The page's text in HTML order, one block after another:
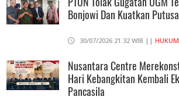
04/08/2026 13:15 WIB || OPINI
Bonjowi Dan Kuatkan
30/07/2026 21:32 WIB || HUKUM
Nusantara Centre
Hari Kebangkitan Kembali
Pancasila